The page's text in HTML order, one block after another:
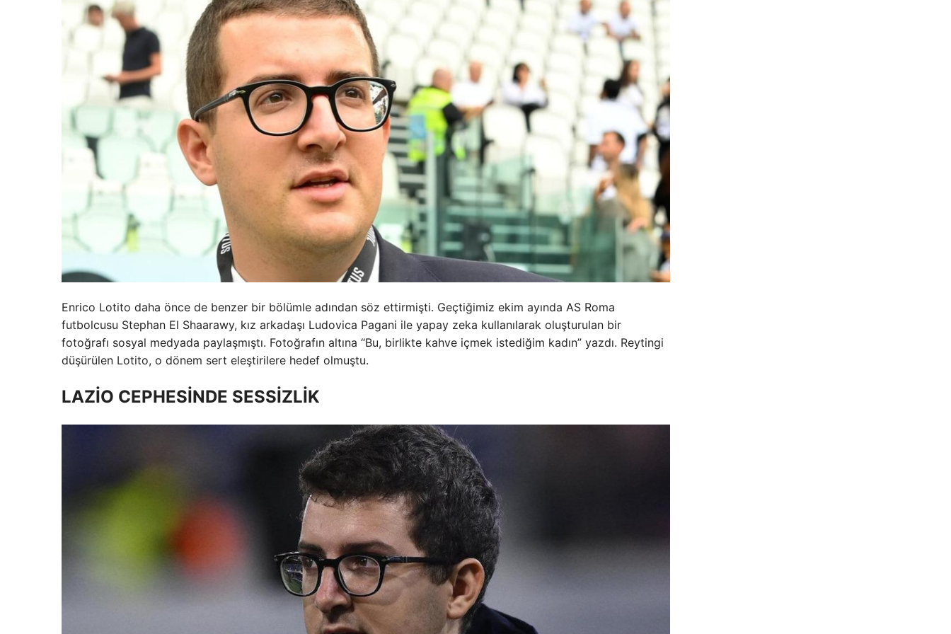
Enrico Lotito daha önce de benzer bir bölümle adından söz ettirmişti. Geçtiğimiz ekim ayında AS Roma
futbolcusu Stephan El Shaarawy, kız arkadaşı Ludovica Pagani ile yapay zeka kullanılarak oluşturulan bir
fotoğrafı sosyal medyada paylaşmıştı. Fotoğrafın altına “Bu, birlikte kahve içmek istediğim kadın” yazdı. Reytingi
düşürülen Lotito, o dönem sert eleştirilere hedef olmuştu.
LAZİO CEPHESİNDE SESSİZLİK